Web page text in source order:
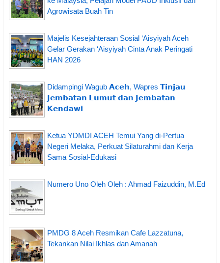
Agrowisata Buah Tin
Majelis Kesejahteraan Sosial ‘Aisyiyah Aceh
Gelar Gerakan ‘Aisyiyah Cinta Anak Peringati
HAN 2026
Didampingi Wagub 𝗔𝗰𝗲𝗵, Wapres 𝗧𝗶𝗻𝗷𝗮𝘂
𝗝𝗲𝗺𝗯𝗮𝘁𝗮𝗻 𝗟𝘂𝗺𝘂𝘁 𝗱𝗮𝗻 𝗝𝗲𝗺𝗯𝗮𝘁𝗮𝗻
𝗞𝗲𝗻𝗱𝗮𝘄𝗶
Ketua YDMDI ACEH Temui Yang di-Pertua
Negeri Melaka, Perkuat Silaturahmi dan Kerja
Sama Sosial-Edukasi
Numero Uno Oleh Oleh : Ahmad Faizuddin, M.Ed
PMDG 8 Aceh Resmikan Cafe Lazzatuna,
Tekankan Nilai Ikhlas dan Amanah